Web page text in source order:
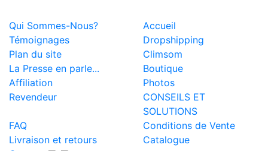
Qui Sommes-Nous?
Accueil
Témoignages
Dropshipping
Plan du site
Climsom
La Presse en parle...
Boutique
Affiliation
Photos
Revendeur
CONSEILS ET
SOLUTIONS
FAQ
Conditions de Vente
Livraison et retours
Catalogue